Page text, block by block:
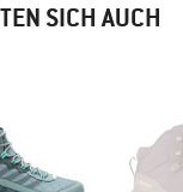
SICH AUCH